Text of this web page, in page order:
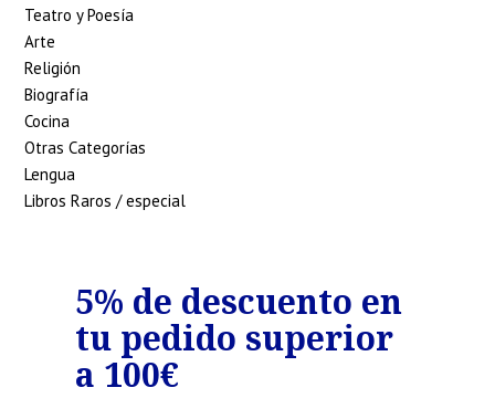
Teatro y Poesía
Arte
Religión
Biografía
Cocina
Otras Categorías
Lengua
Libros Raros / especial
5% de descuento en
tu pedido superior
a 100€